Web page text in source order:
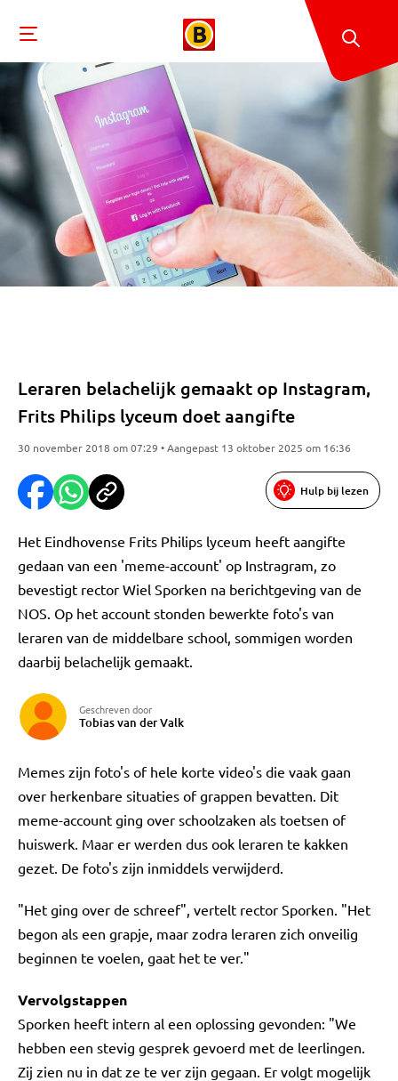
Leraren belachelijk gemaakt op Instagram,
Frits Philips lyceum doet aangifte
30 november 2018 om 07:29 • Aangepast 13 oktober 2025 om 16:36
Hulp bij lezen
Het Eindhovense Frits Philips lyceum heeft aangifte
gedaan van een 'meme-account' op Instragram, zo
bevestigt rector Wiel Sporken na berichtgeving van de
NOS. Op het account stonden bewerkte foto's van
leraren van de middelbare school, sommigen worden
daarbij belachelijk gemaakt.
Geschreven door
Tobias van der Valk
Memes zijn foto's of hele korte video's die vaak gaan
over herkenbare situaties of grappen bevatten. Dit
meme-account ging over schoolzaken als toetsen of
huiswerk. Maar er werden dus ook leraren te kakken
gezet. De foto's zijn inmiddels verwijderd.
"Het ging over de schreef", vertelt rector Sporken. "Het
begon als een grapje, maar zodra leraren zich onveilig
beginnen te voelen, gaat het te ver."
Vervolgstappen
Sporken heeft intern al een oplossing gevonden: "We
hebben een stevig gesprek gevoerd met de leerlingen.
Zij zien nu in dat ze te ver zijn gegaan. Er volgt mogelijk